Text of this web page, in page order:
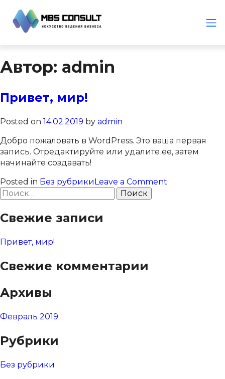
Автор: admin
Привет, мир!
Posted on 14.02.2019 by admin
Добро пожаловать в WordPress. Это ваша первая
запись. Отредактируйте или удалите ее, затем
начинайте создавать!
Posted in Без рубрикиLeave a Comment
Найти:
Свежие записи
Привет, мир!
Свежие комментарии
Архивы
Февраль 2019
Рубрики
Без рубрики